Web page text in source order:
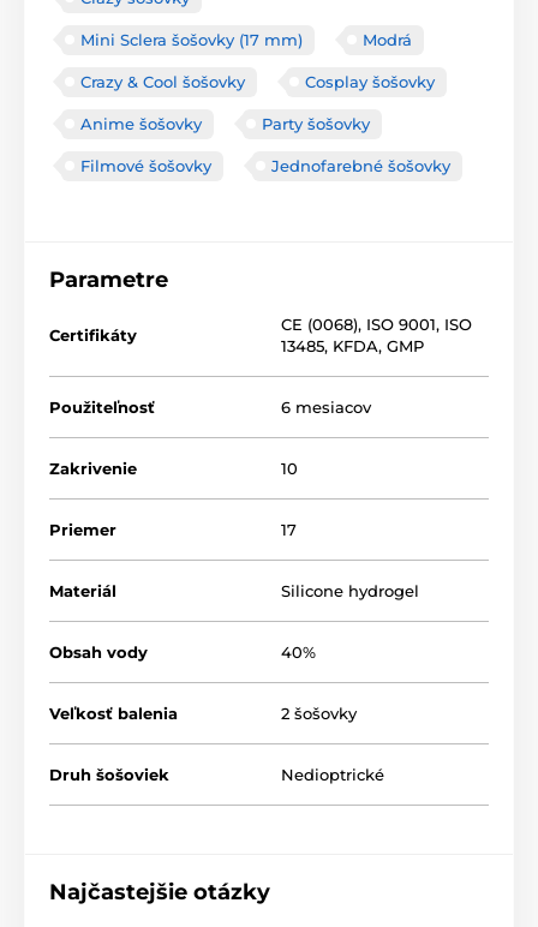
Mini Sclera šošovky (17 mm) Modrá
Crazy & Cool šošovky Cosplay šošovky
Anime šošovky Party šošovky
Filmové šošovky Jednofarebné šošovky
Parametre
Certifikáty
CE (0068), ISO 9001, ISO
13485, KFDA, GMP
Použiteľnosť 6 mesiacov
Zakrivenie 10
Priemer 17
Materiál Silicone hydrogel
Obsah vody 40%
Veľkosť balenia 2 šošovky
Druh šošoviek Nedioptrické
Najčastejšie otázky